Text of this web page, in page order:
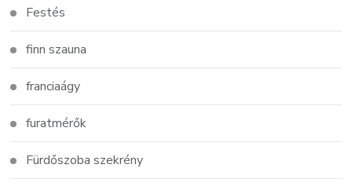
Festés
finn szauna
franciaágy
furatmérők
Fürdőszoba szekrény